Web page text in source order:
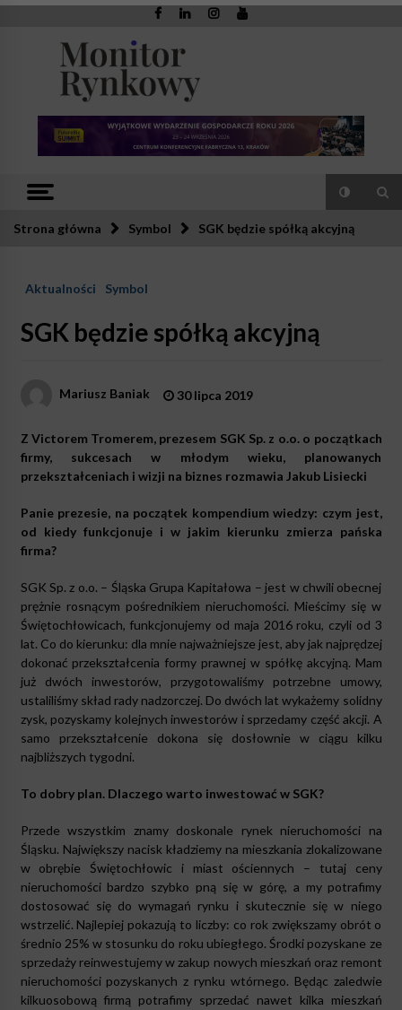
Skip
Monitor
Rynkowy
Strona główna Symbol SGK będzie spółką akcyjną
Aktualności Symbol
SGK będzie spółką akcyjną
Mariusz Baniak 30 lipca 2019
Z Victorem Tromerem, prezesem SGK Sp. z o.o. o początkach
firmy, sukcesach w młodym wieku, planowanych
przekształceniach i wizji na biznes rozmawia Jakub Lisiecki
Panie prezesie, na początek kompendium wiedzy: czym jest,
od kiedy funkcjonuje i w jakim kierunku zmierza pańska
firma?
SGK Sp. z o.o. – Śląska Grupa Kapitałowa – jest w chwili obecnej
prężnie rosnącym pośrednikiem nieruchomości. Mieścimy się w
Świętochłowicach, funkcjonujemy od maja 2016 roku, czyli od 3
lat. Co do kierunku: dla mnie najważniejsze jest, aby jak najprędzej
dokonać przekształcenia formy prawnej w spółkę akcyjną. Mam
już dwóch inwestorów, przygotowaliśmy potrzebne umowy,
ustaliliśmy skład rady nadzorczej. Do dwóch lat wykażemy solidny
zysk, pozyskamy kolejnych inwestorów i sprzedamy część akcji. A
samo przekształcenie dokona się dosłownie w ciągu kilku
najbliższych tygodni.
To dobry plan. Dlaczego warto inwestować w SGK?
Przede wszystkim znamy doskonale rynek nieruchomości na
Śląsku. Największy nacisk kładziemy na mieszkania zlokalizowane
w obrębie Świętochłowic i miast ościennych – tutaj ceny
nieruchomości bardzo szybko pną się w górę, a my potrafimy
dostosować się do wymagań rynku i skutecznie się w niego
wstrzelić. Najlepiej pokazują to liczby: co rok zwiększamy obrót o
średnio 25% w stosunku do roku ubiegłego. Środki pozyskane ze
sprzedaży reinwestujemy w zakup nowych mieszkań oraz remont
nieruchomości pozyskanych z rynku wtórnego. Będąc zaledwie
kilkuosobową firmą potrafimy sprzedać nawet kilka mieszkań